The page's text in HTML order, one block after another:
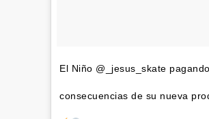
El Niño @_jesus_skate
consecuencias de su nueva